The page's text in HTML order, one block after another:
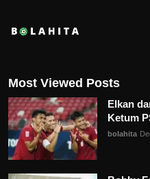
Most Viewed Posts
Elkan
Ketum
bolahita